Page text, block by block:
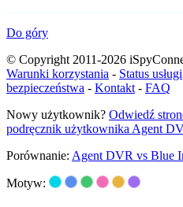
Do góry
© Copyright 2011-2026
Warunki korzystania - Status usługi
bezpieczeństwa - Kontakt - FAQ
Nowy użytkownik? Odwiedź
podręcznik użytkownika Agent
Porównanie: Agent DVR vs Blue
Motyw: